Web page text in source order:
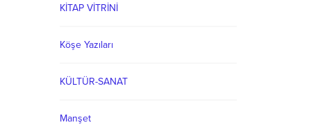
KİTAP VİTRİNİ
Köşe Yazıları
KÜLTÜR-SANAT
Manşet